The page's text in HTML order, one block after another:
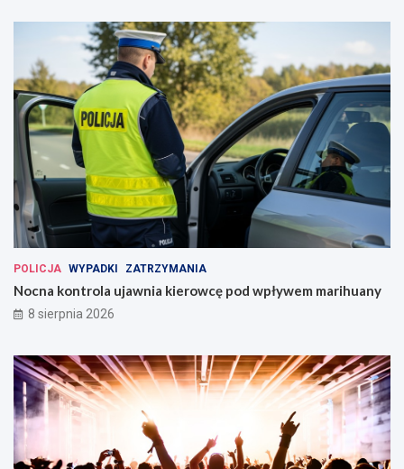
POLICJA WYPADKI ZATRZYMANIA
Nocna kontrola ujawnia kierowcę pod wpływem marihuany
8 sierpnia 2026